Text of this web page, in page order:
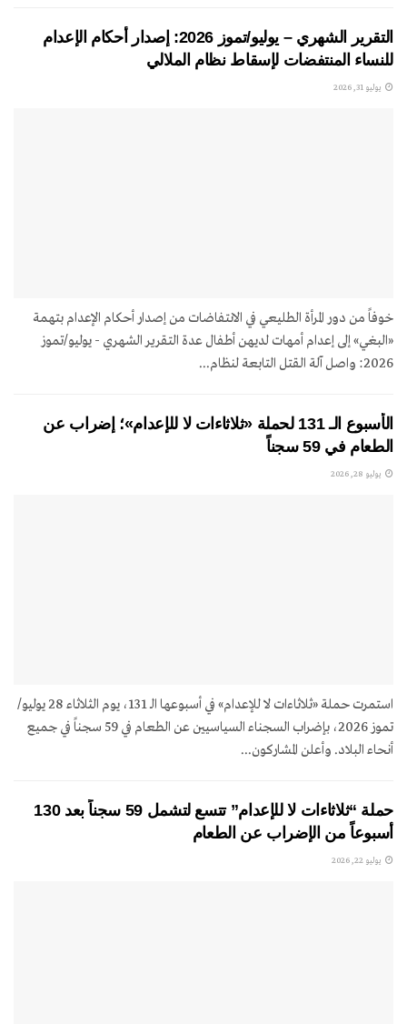
التقرير الشهري – يوليو/تموز 2026: إصدار أحكام الإعدام
للنساء المنتفضات لإسقاط نظام الملالي
يوليو 31, 2026
خوفاً من دور المرأة الطليعي في الانتفاضات من إصدار أحكام الإعدام بتهمة
«البغي» إلى إعدام أمهات لديهن أطفال عدة التقرير الشهري - يوليو/تموز
2026: واصل آلة القتل التابعة لنظام...
الأسبوع الـ 131 لحملة «ثلاثاءات لا للإعدام»؛ إضراب عن
الطعام في 59 سجناً
يوليو 28, 2026
استمرت حملة «ثلاثاءات لا للإعدام» في أسبوعها الـ 131، يوم الثلاثاء 28 يوليو/
تموز 2026، بإضراب السجناء السياسيين عن الطعام في 59 سجناً في جميع
أنحاء البلاد. وأعلن المشاركون...
حملة “ثلاثاءات لا للإعدام” تتسع لتشمل 59 سجناً بعد 130
أسبوعاً من الإضراب عن الطعام
يوليو 22, 2026